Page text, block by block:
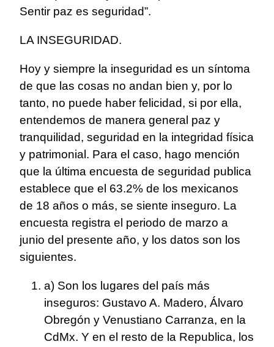
Sentir paz es seguridad”.
LA INSEGURIDAD.
Hoy y siempre la inseguridad es un síntoma
de que las cosas no andan bien y, por lo
tanto, no puede haber felicidad, si por ella,
entendemos de manera general paz y
tranquilidad, seguridad en la integridad física
y patrimonial. Para el caso, hago mención
que la última encuesta de seguridad publica
establece que el 63.2% de los mexicanos
de 18 años o más, se siente inseguro. La
encuesta registra el periodo de marzo a
junio del presente año, y los datos son los
siguientes.
a) Son los lugares del país más
inseguros: Gustavo A. Madero, Álvaro
Obregón y Venustiano Carranza, en la
CdMx. Y en el resto de la Republica, los